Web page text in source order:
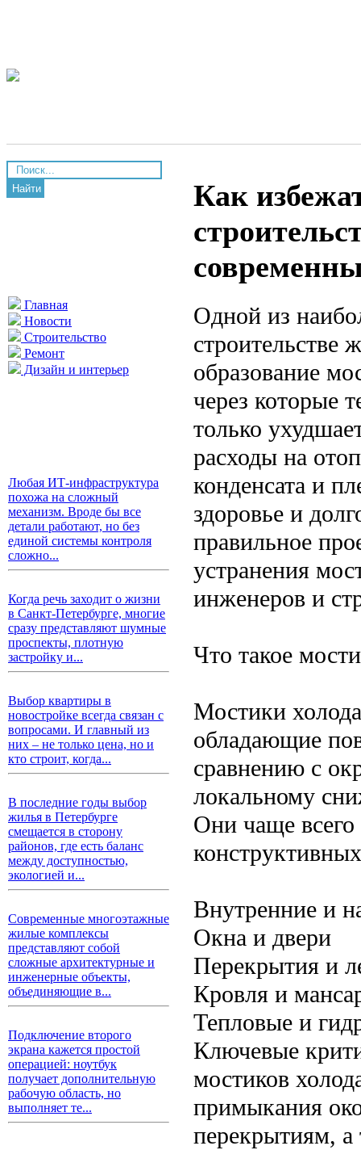
Найти
Главная
Новости
Строительство
Ремонт
Дизайн и интерьер
Любая ИТ-инфраструктура
похожа на сложный
механизм. Вроде бы все
детали работают, но без
единой системы контроля
сложно...
Когда речь заходит о жизни
в Санкт-Петербурге, многие
сразу представляют шумные
проспекты, плотную
застройку и...
Выбор квартиры в
новостройке всегда связан с
вопросами. И главный из
них – не только цена, но и
кто строит, когда...
В последние годы выбор
жилья в Петербурге
смещается в сторону
районов, где есть баланс
между доступностью,
экологией и...
Современные многоэтажные
жилые комплексы
представляют собой
сложные архитектурные и
инженерные объекты,
объединяющие в...
Подключение второго
экрана кажется простой
операцией: ноутбук
получает дополнительную
рабочую область, но
выполняет те...
Как
Одной из
строительстве
образование
через которые
только
расходы на
конденсата и
здоровье и
правильное
устранения
инженеров и
Что такое
Мостики
обладающие
сравнению с
локальному
Они чаще
Внутренние и
Окна и двери
Перекрытия и
Кровля и
Тепловые и
Ключевые
мостиков
примыкания
перекрытиям, а